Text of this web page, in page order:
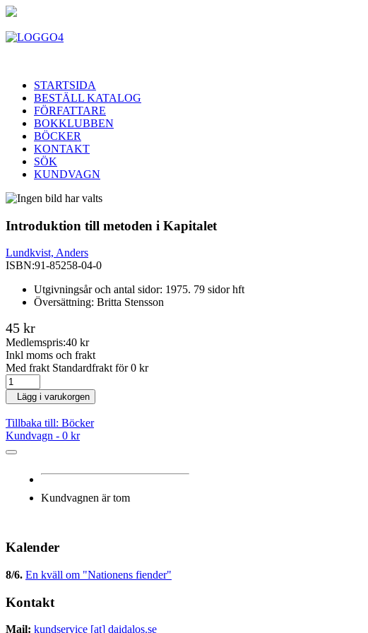
STARTSIDA
BESTÄLL KATALOG
FÖRFATTARE
BOKKLUBBEN
BÖCKER
KONTAKT
SÖK
KUNDVAGN
Introduktion till metoden i Kapitalet
Lundkvist, Anders
ISBN:91-85258-04-0
Utgivningsår och antal sidor: 1975. 79 sidor hft
Översättning: Britta Stensson
45 kr
Medlemspris:40 kr
Inkl moms och frakt
Med frakt Standardfrakt för 0 kr
Lägg i varukorgen
Tillbaka till: Böcker
Kundvagn - 0 kr
Kundvagnen är tom
Kalender
8/6. En kväll om "Nationens fiender"
Kontakt
Mail: kundservice [at] daidalos.se